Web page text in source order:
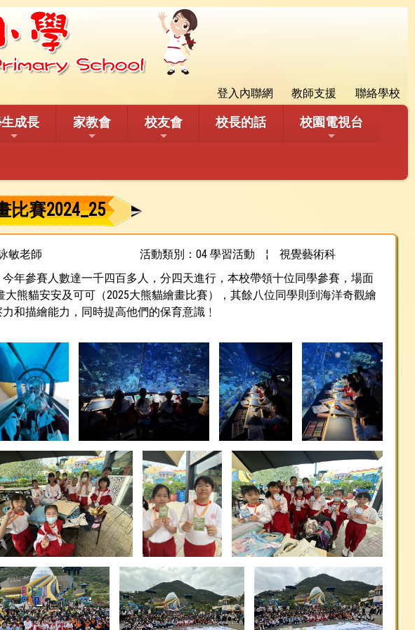
登入內聯網 教師支援 聯絡學校
成長 家教會 校友會 校長的話 校園電視台
賽2024_25
敏老師 活動類別：04 學習活動 ¦
視覺藝術科
年參賽人數達一千四百多人，分四天進行，本校帶領十位同學參賽，場面
熊貓安安及可可（2025大熊貓繪畫比賽），其餘八位同學則到海洋奇觀繪
和描繪能力，同時提高他們的保育意識﹗